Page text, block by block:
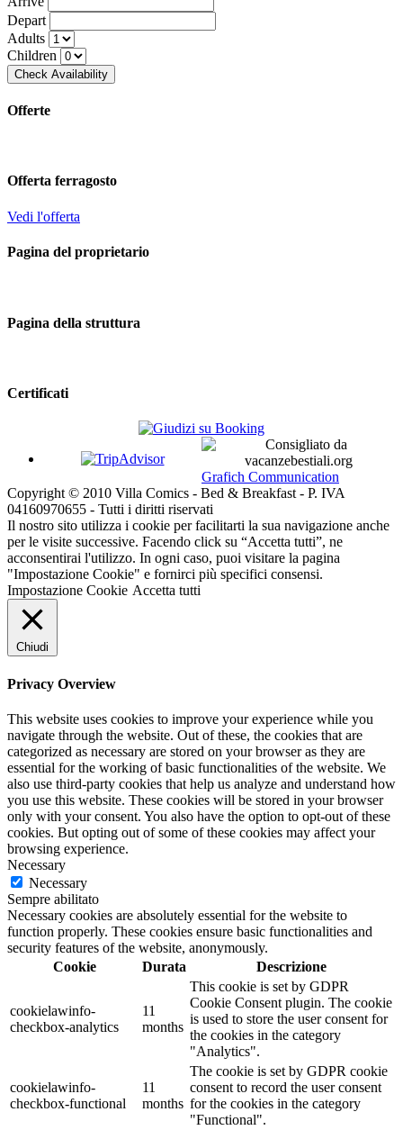
Depart
Adults
Children
Offerte
Offerta ferragosto
Vedi l'offerta
Pagina del proprietario
Pagina della struttura
Certificati
Grafich Communication
Copyright © 2010 Villa Comics - Bed & Breakfast - P. IVA
04160970655 - Tutti i diritti riservati
Il nostro sito utilizza i cookie per facilitarti la sua navigazione anche
per le visite successive. Facendo click su “Accetta tutti”, ne
acconsentirai l'utilizzo. In ogni caso, puoi visitare la pagina
"Impostazione Cookie" e fornirci più specifici consensi.
Impostazione Cookie Accetta tutti
Chiudi
Privacy Overview
This website uses cookies to improve your experience while you
navigate through the website. Out of these, the cookies that are
categorized as necessary are stored on your browser as they are
essential for the working of basic functionalities of the website. We
also use third-party cookies that help us analyze and understand how
you use this website. These cookies will be stored in your browser
only with your consent. You also have the option to opt-out of these
cookies. But opting out of some of these cookies may affect your
browsing experience.
Necessary
Necessary
Sempre abilitato
Necessary cookies are absolutely essential for the website to
function properly. These cookies ensure basic functionalities and
security features of the website, anonymously.
Cookie
Durata Descrizione
cookielawinfo-
checkbox-analytics
11
months
This cookie is set by GDPR
Cookie Consent plugin. The cookie
is used to store the user consent for
the cookies in the category
"Analytics".
cookielawinfo-
checkbox-functional
11
months
The cookie is set by GDPR cookie
consent to record the user consent
for the cookies in the category
"Functional".